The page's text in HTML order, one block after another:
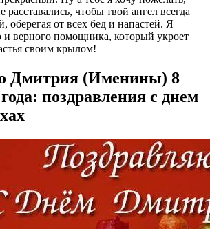
чтобы твой ангел всегда
оберегая от всех бед и напастей. Я
и верного помощника, который укроет
своим крылом!
Дмитрия (Именины) 8
поздравления с днем